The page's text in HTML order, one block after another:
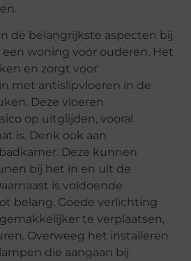
de belangrijkste aspecten bij
een woning voor ouderen. Het
en zorgt voor
met antislipvloeren in de
Deze vloeren
op uitglijden, vooral
is. Denk ook aan
Deze kunnen
bij het in en uit de
is voldoende
belang. Goede verlichting
te verplaatsen,
Overweeg het installeren
die aangaan bij